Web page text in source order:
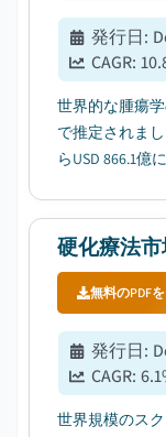
発行日:
CAGR:
世界的な腫瘍
で推定されま
らUSD 866.1億
硬化療法
無料のPDF
発行日:
CAGR: 6.1
世界規模のス